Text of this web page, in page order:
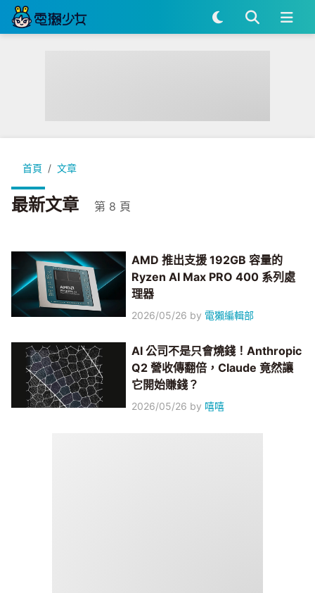
首頁 文章
最新文章 第 8 頁
AMD 推出支援 192GB 容量的
Ryzen AI Max PRO 400 系列處
理器
2026/05/26 by 電獺編輯部
AI 公司不是只會燒錢！Anthropic
Q2 營收傳翻倍，Claude 竟然讓
它開始賺錢？
2026/05/26 by 嘻嘻